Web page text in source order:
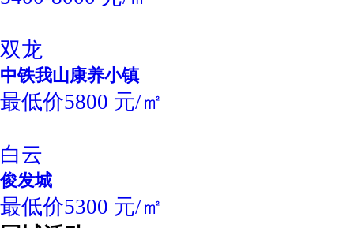
双龙
中铁我山康养小镇
最低价5800 元/㎡
白云
俊发城
最低价5300 元/㎡